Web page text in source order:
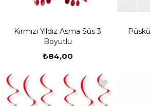
Kırmızı Yıldız Asma Süs 3
Boyutlu
₺84,00